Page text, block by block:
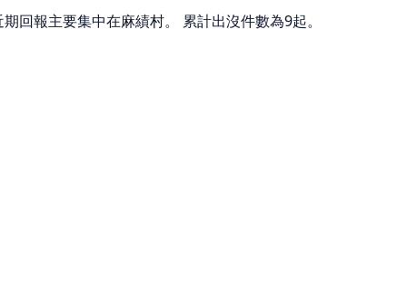
回報主要集中在麻績村。 累計出沒件數為9起。